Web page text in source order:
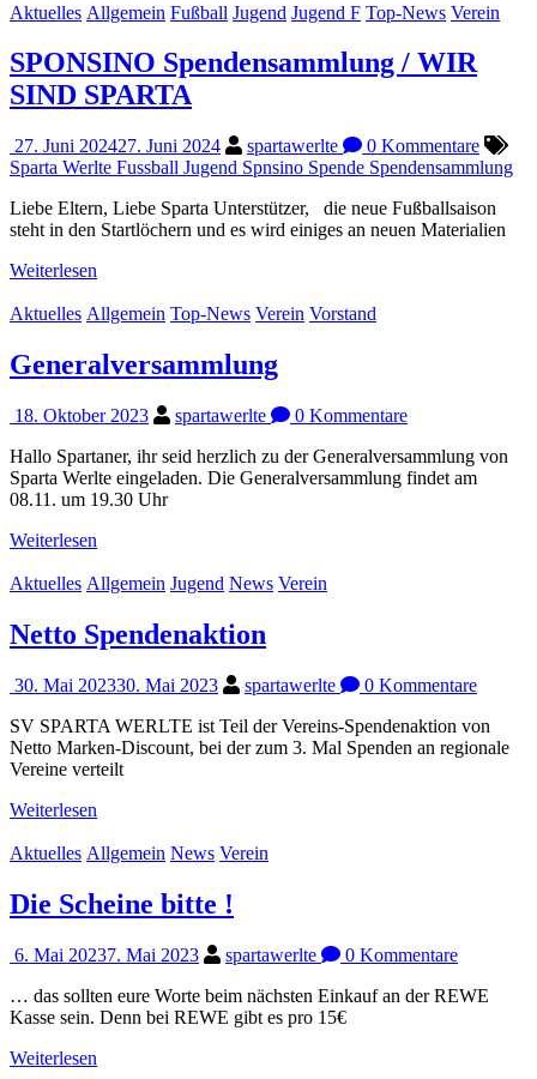
Aktuelles Allgemein Fußball Jugend Jugend F Top-News Verein
SPONSINO Spendensammlung / WIR
SIND SPARTA
27. Juni 202427. Juni 2024 spartawerlte
0 Kommentare
Sparta Werlte Fussball Jugend Spnsino Spende Spendensammlung
Liebe Eltern, Liebe Sparta Unterstützer, die neue Fußballsaison
steht in den Startlöchern und es wird einiges an neuen Materialien
Weiterlesen
Aktuelles Allgemein Top-News Verein Vorstand
Generalversammlung
18. Oktober 2023 spartawerlte
0 Kommentare
Hallo Spartaner, ihr seid herzlich zu der Generalversammlung von
Sparta Werlte eingeladen. Die Generalversammlung findet am
08.11. um 19.30 Uhr
Weiterlesen
Aktuelles Allgemein Jugend News Verein
Netto Spendenaktion
30. Mai 202330. Mai 2023 spartawerlte
0 Kommentare
SV SPARTA WERLTE ist Teil der Vereins-Spendenaktion von
Netto Marken-Discount, bei der zum 3. Mal Spenden an regionale
Vereine verteilt
Weiterlesen
Aktuelles Allgemein News Verein
Die Scheine bitte !
6. Mai 20237. Mai 2023 spartawerlte
0 Kommentare
… das sollten eure Worte beim nächsten Einkauf an der REWE
Kasse sein. Denn bei REWE gibt es pro 15€
Weiterlesen